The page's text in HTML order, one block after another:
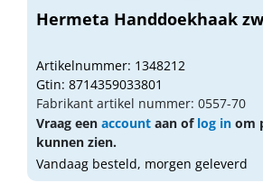
Hermeta Handdoekhaak
Artikelnummer: 1348212
Gtin: 8714359033801
Fabrikant artikel nummer: 0557-70
Vraag een account aan of log in om
kunnen zien.
Vandaag besteld, morgen geleverd